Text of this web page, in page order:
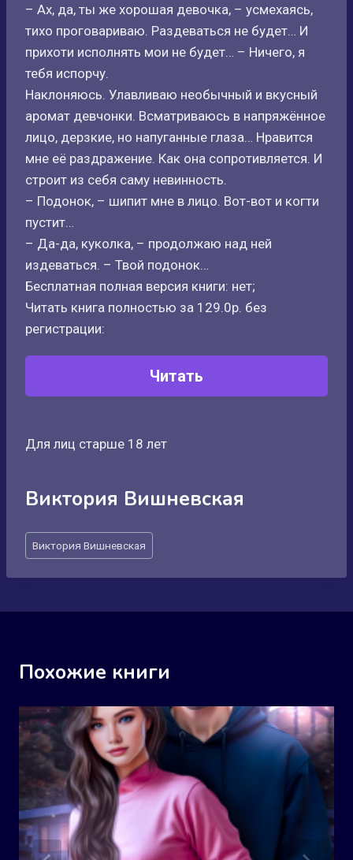
– Ах, да, ты же хорошая девочка, – усмехаясь,
тихо проговариваю. Раздеваться не будет… И
прихоти исполнять мои не будет… – Ничего, я
тебя испорчу.
Наклоняюсь. Улавливаю необычный и вкусный
аромат девчонки. Всматриваюсь в напряжённое
лицо, дерзкие, но напуганные глаза… Нравится
мне её раздражение. Как она сопротивляется. И
строит из себя саму невинность.
– Подонок, – шипит мне в лицо. Вот-вот и когти
пустит…
– Да-да, куколка, – продолжаю над ней
издеваться. – Твой подонок…
Бесплатная полная версия книги: нет;
Читать книга полностью за 129.0р. без
регистрации:
Читать
Для лиц старше 18 лет
Виктория Вишневская
Метки
записи:
Виктория Вишневская
Похожие книги